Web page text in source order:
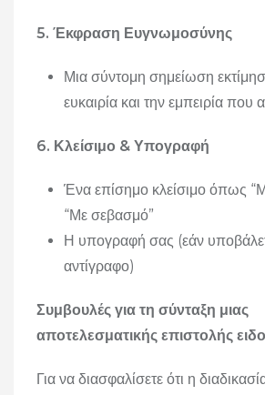
5. Έκφραση Ευγνωμοσύνης
Μια σύντομη σημείωση
ευκαιρία και την εμπειρία που
6. Κλείσιμο & Υπογραφή
Ένα επίσημο κλείσιμο όπως
“Με σεβασμό”
Η υπογραφή σας (εάν
αντίγραφο)
Συμβουλές για τη σύνταξη μιας
αποτελεσματικής επιστολής
Για να διασφαλίσετε ότι η